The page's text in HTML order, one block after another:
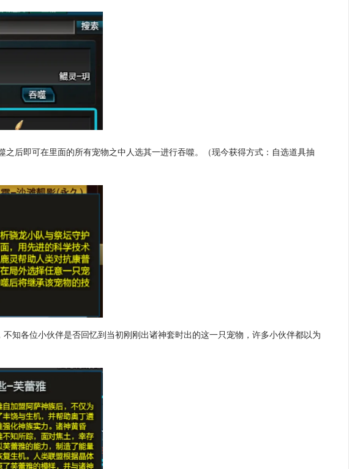
后即可在里面的所有宠物之中人选其一进行吞噬。（现今获得方式：自选道具抽
知各位小伙伴是否回忆到当初刚刚出诸神套时出的这一只宠物，许多小伙伴都以为